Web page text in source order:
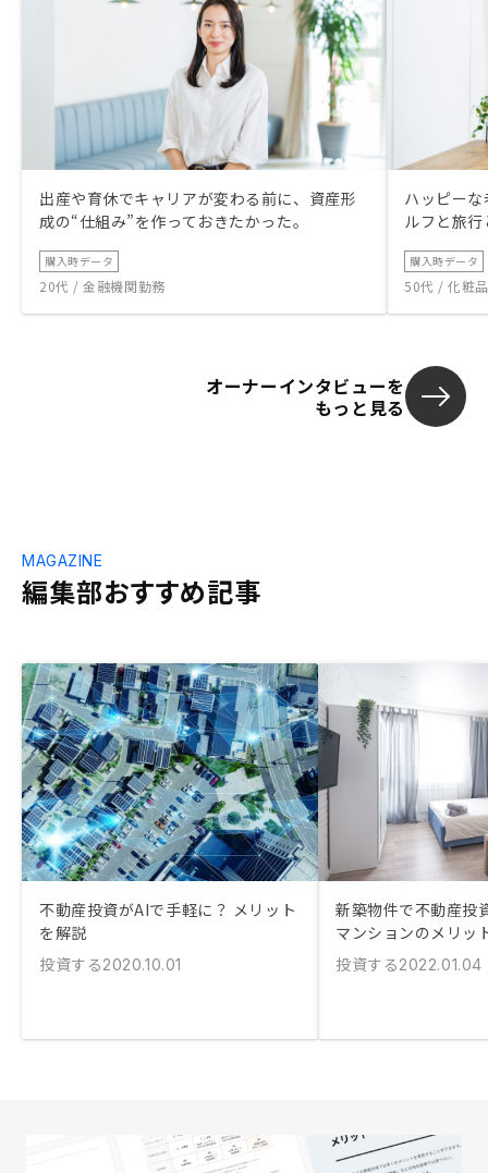
出産や育休でキャリアが変わる前に、資産形
成の“仕組み”を作っておきたかった。
購入時データ
20代 / 金融機関勤務
ハッピー
ルフと旅
購入時データ
50代 / 化粧
オーナーインタビューを
もっと見る
編集部おすすめ記事
MAGAZINE
不動産投資がAIで手軽に？ メリット
を解説
投資する2020.10.01
新築物件で不動産投
マンションのメリッ
投資する2022.01.04